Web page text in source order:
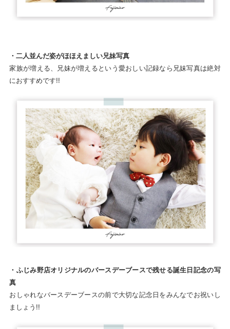
・二人並んだ姿がほほえましい兄妹写真
家族が増える、兄妹が増えるという愛おしい記録なら兄妹写真は絶対
におすすめです!!
・ふじみ野店オリジナルのバースデーブースで残せる誕生日記念の写
真
おしゃれなバースデーブースの前で大切な記念日をみんなでお祝いし
ましょう!!